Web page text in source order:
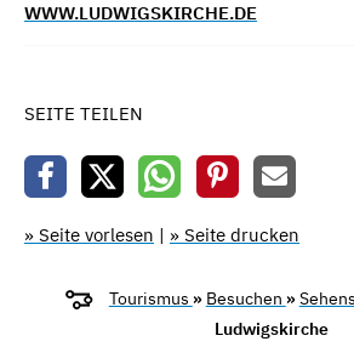
WWW.LUDWIGSKIRCHE.DE
SEITE TEILEN
» Seite vorlesen | » Seite drucken
Tourismus » Besuchen »
Ludwigskirche